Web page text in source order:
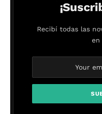
Recibí todas las
en